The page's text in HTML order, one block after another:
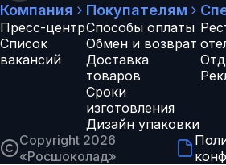
Компания
Пресс-центр
Список
вакансий
Покупателям
Способы оплаты
Обмен и возврат
Доставка
товаров
Сроки
изготовления
Дизайн упаковки
Copyright 2026
«Росшоколад»